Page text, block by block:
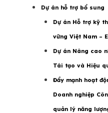
Dự án hỗ trợ bổ sung
Dự án Hỗ trợ kỹ
vững Việt Nam –
Dự án Nâng cao
Tái tạo và Hiệu
Đẩy mạnh hoạt
Doanh nghiệp
quản lý năng
Ông
Việt Nam là thành viên
Thế giới) và Hiệp hội
(ASEAN). Là quốc gia
Nam đang tập trung
nghiệp. Sự chuyển dịch